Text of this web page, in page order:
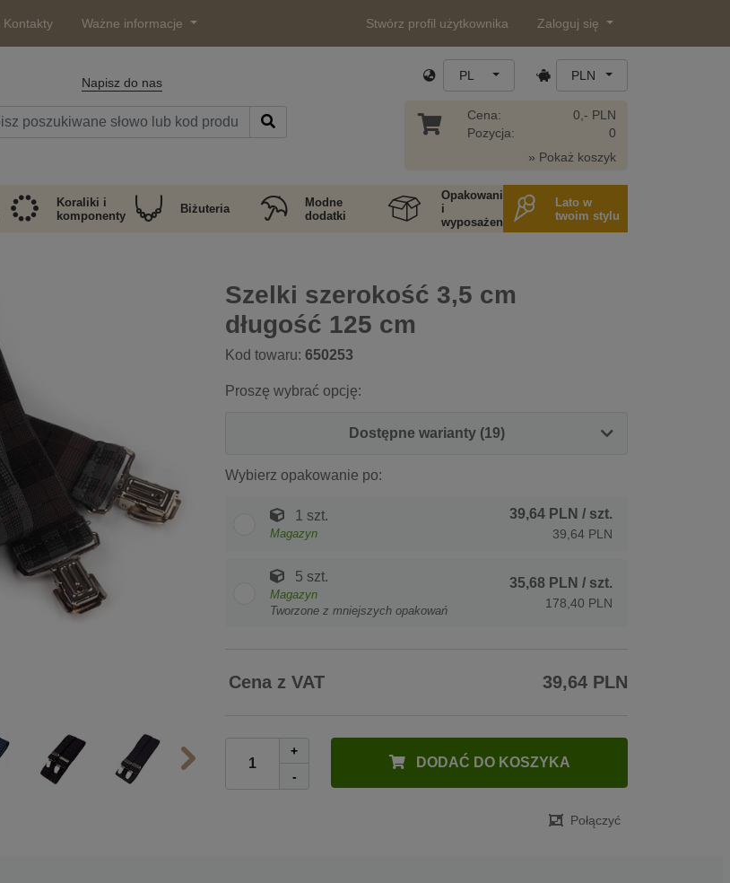
Kontakty Ważne informacje Stwórz profil użytkownika Zaloguj się
Napisz do nas PL PLN
Cena:
Pozycja:
0,- PLN
0
» Pokaż koszyk
Koraliki i
komponenty
Biżuteria
Modne
dodatki
Opakowania
i
wyposażenie
Lato w
twoim stylu
Szelki szerokość 3,5 cm
długość 125 cm
Kod towaru: 650253
Proszę wybrać opcję:
Dostępne warianty (19)
Wybierz opakowanie po:
1 szt.
Magazyn
39,64 PLN / szt.
39,64 PLN
5 szt.
Magazyn
Tworzone z mniejszych opakowań
35,68 PLN / szt.
178,40 PLN
Cena z VAT 39,64 PLN
+
-
DODAĆ DO KOSZYKA
Połączyć